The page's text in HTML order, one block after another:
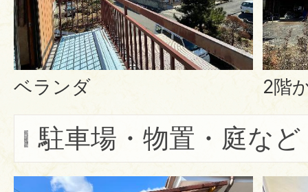
ベランダ 2階
駐車場・物置・庭など